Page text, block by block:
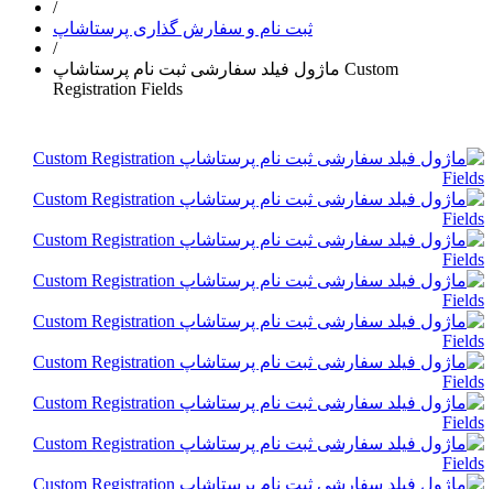
/
ثبت نام و سفارش گذاری پرستاشاپ
/
ماژول فیلد سفارشی ثبت نام پرستاشاپ Custom
Registration Fields